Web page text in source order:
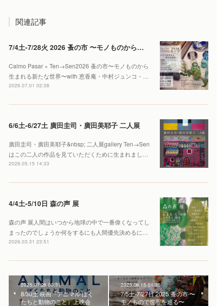
関連記事
7/4土-7/28火 2026 蚤の市 〜モノものから生まれる新たな世界〜
Calmo Pasar × Ten→Sen2026 蚤の市〜モノものから
生まれる新たな世界〜with 恵香庵・中村ジュンコ・…
2026.07.01 02:38
6/6土-6/27土 廣田圭司・廣田美耶子 二人展
廣田圭司・廣田美耶子&nbsp; 二人展gallery Ten→Sen
はこの二人の作品を見ていただくために生まれまし…
2026.05.15 14:33
4/4土-5/10日 森の声 展
森の声 展人間はいつから地球の中で一番偉くなってし
まったのでしょうか何をするにも人間優先決めるに…
2026.03.31 23:51
2025.07.28 00:51
8/30土 映画『アニマル ぼく
たちと動物のこと』上映会
2025.06.15 01:35
7/5土-7/27日 2025 蚤の市 〜
モノもので世界を巡る〜